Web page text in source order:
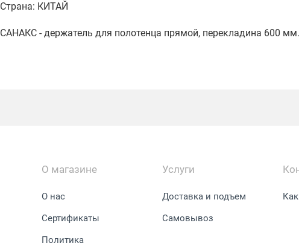
Страна: КИТАЙ
САНАКС - держатель для полотенца прямой, перекладина 600 мм.
О магазине
О нас
Сертификаты
Политика
Услуги
Доставка и подъем
Самовывоз